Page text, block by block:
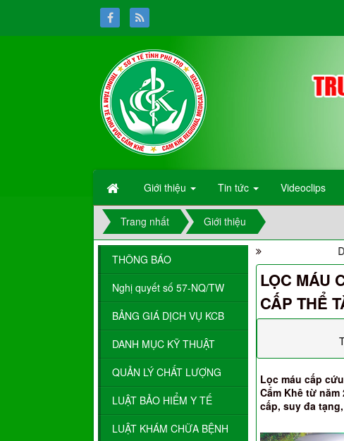
Giới thiệu Tin tức Videoclips
Trang nhất Giới thiệu
Danh
LỌC MÁU
CẤP THỂ
Lọc máu cấp
Cẩm Khê từ
cấp, suy đa
THÔNG BÁO
Nghị quyết số 57-NQ/TW
BẢNG GIÁ DỊCH VỤ KCB
DANH MỤC KỸ THUẬT
QUẢN LÝ CHẤT LƯỢNG
LUẬT BẢO HIỂM Y TẾ
LUẬT KHÁM CHỮA BỆNH